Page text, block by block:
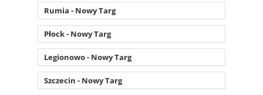
Rumia - Nowy Targ
Płock - Nowy Targ
Legionowo - Nowy Targ
Szczecin - Nowy Targ